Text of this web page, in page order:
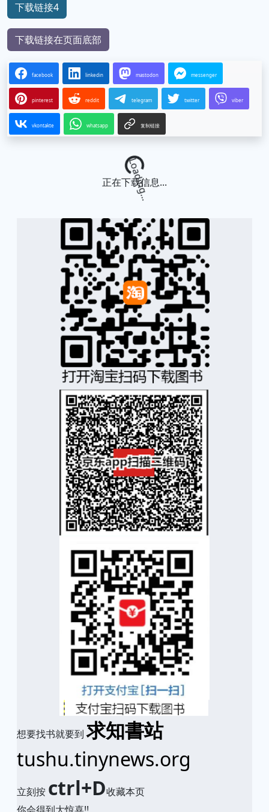
下载链接4
下载链接在页面底部
facebook linkedin mastodon messenger
pinterest reddit telegram twitter viber
vkontakte whatsapp 复制链接
Loading...
正在下载信息...
想要找书就要到求知書站
tushu.tinynews.org
立刻按 ctrl+D收藏本页